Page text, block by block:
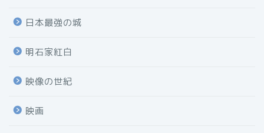
日本最強の城
明石家紅白
映像の世紀
映画